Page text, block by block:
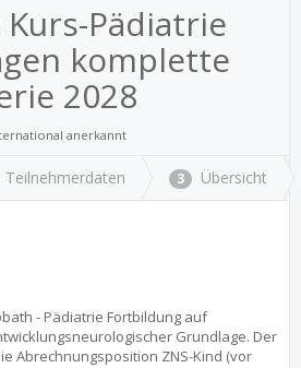
Pädiatrie
komplette
2028
anerkannt
Teilnehmerdaten 3 Übersicht
- Pädiatrie Fortbildung auf
Grundlage. Der
Abrechnungsposition ZNS-Kind (vor